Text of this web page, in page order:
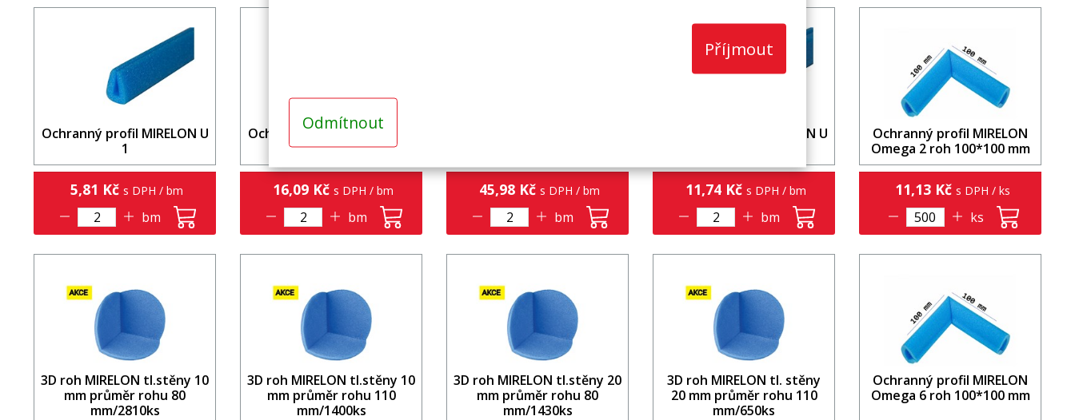
Příjmout
Odmítnout
Ochranný profil MIRELON U
1
5,81 Kč s DPH / bm
bm
Ochranný profil MIRELON U
2
16,09 Kč s DPH / bm
bm
45,98 Kč s DPH / bm
bm
Ochranný profil MIRELON U
11,74 Kč s DPH / bm
bm
Ochranný profil MIRELON
Omega 2 roh 100*100 mm
11,13 Kč s DPH / ks
ks
3D roh MIRELON tl.stěny 10
mm průměr rohu 80
mm/2810ks
3D roh MIRELON tl.stěny 10
mm průměr rohu 110
mm/1400ks
3D roh MIRELON tl.stěny 20
mm průměr rohu 80
mm/1430ks
3D roh MIRELON tl. stěny
20 mm průměr rohu 110
mm/650ks
Ochranný profil MIRELON
Omega 6 roh 100*100 mm